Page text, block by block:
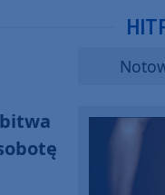
kilometry